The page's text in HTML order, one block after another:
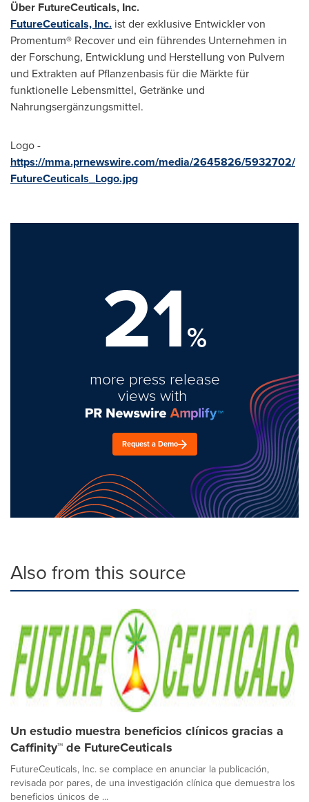
Über FutureCeuticals, Inc.
FutureCeuticals, Inc. ist der exklusive Entwickler von
Promentum® Recover und ein führendes Unternehmen in
der Forschung, Entwicklung und Herstellung von Pulvern
und Extrakten auf Pflanzenbasis für die Märkte für
funktionelle Lebensmittel, Getränke und
Nahrungsergänzungsmittel.
Logo -
https://mma.prnewswire.com/media/2645826/5932702/
FutureCeuticals_Logo.jpg
21%
more press release
views with
Request a Demo
Also from this source
Un estudio muestra beneficios clínicos gracias a
Caffinity™ de FutureCeuticals
FutureCeuticals, Inc. se complace en anunciar la publicación,
revisada por pares, de una investigación clínica que demuestra los
beneficios únicos de ...